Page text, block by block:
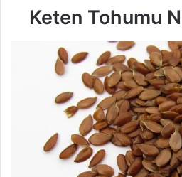
Keten Tohumu